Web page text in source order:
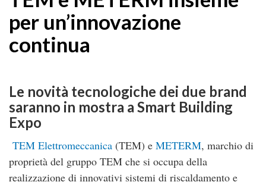
per un’innovazione
continua
Le novità tecnologiche dei due brand
saranno in mostra a Smart Building
Expo
TEM Elettromeccanica (TEM) e METERM, marchio di
proprietà del gruppo TEM che si occupa della
realizzazione di innovativi sistemi di riscaldamento e